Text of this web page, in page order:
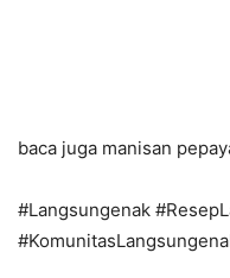
baca juga manisan
#Langsungenak